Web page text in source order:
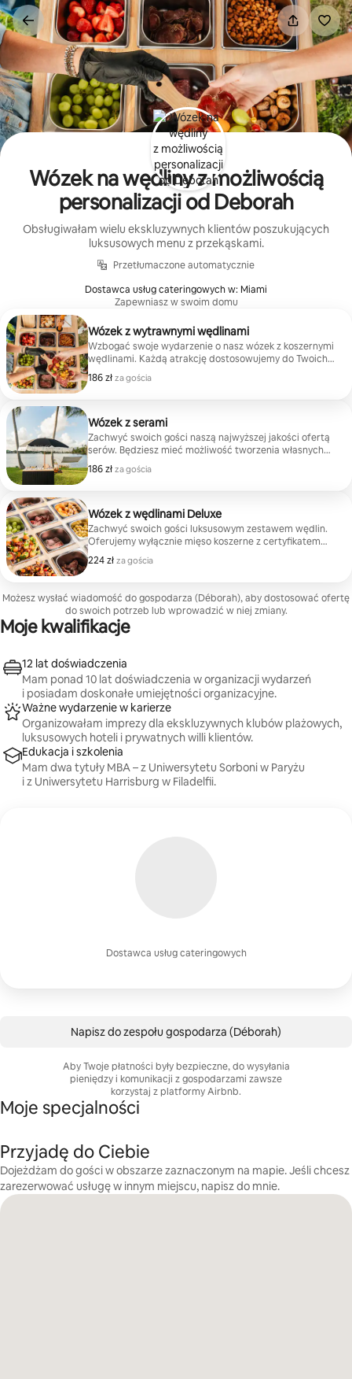
Przejdź
do
treści
Wózek na wędliny z możliwością
personalizacji od Deborah
Obsługiwałam wielu ekskluzywnych klientów poszukujących
luksusowych menu z przekąskami.
Przetłumaczone automatycznie
Dostawca usług cateringowych w: Miami
Zapewniasz w swoim domu
Wózek z wytrawnymi wędlinami
Wzbogać swoje wydarzenie o nasz wózek z koszernymi
wędlinami. Każdą atrakcję dostosowujemy do Twoich
preferencji. Oferujemy wyłącznie mięso koszerne
z certyfikatem KM. Na życzenie możemy zapewnić
saucisson, rosette, bresaolę, salami i chorizo. Obejmuje
wszystkie przystawki: owoce sezonowe, suszone
owoce, ogórki i marchew, oliwki i ogórki kiszone,
orzechy, różne krakersy, precle oraz musztardę i figi.
186 zł za gościa
186 zł za gościa
Wózek z serami
Zachwyć swoich gości naszą najwyższej jakości ofertą
serów. Będziesz mieć możliwość tworzenia własnych
tablic. W wózku z serami znajdują się 3 sery: brie,
gouda i dojrzewający cheddar. Pyszne dodatki: owoce
186 zł za gościa
186 zł za gościa
Wózek z wędlinami Deluxe
Zachwyć swoich gości luksusowym zestawem wędlin.
Oferujemy wyłącznie mięso koszerne z certyfikatem
KM. Pakiet Deluxe obejmuje 3 produkty z kategorii
wędlin dla smakoszy do wyboru: francuski saucisson,
2 dodatkowe wędliny deluxe do wyboru: prosciutto,
coppa, pata negra i szaszłyki deluxe. Obejmuje
wszystkie przystawki: owoce sezonowe, suszone
owoce, ogórki i marchew, oliwki i ogórki kiszone,
224 zł za gościa
224 zł za gościa
Możesz wysłać wiadomość do gospodarza (Déborah), aby dostosować ofertę
do swoich potrzeb lub wprowadzić w niej zmiany.
Moje kwalifikacje
Dostawca usług cateringowych
12 lat doświadczenia
Mam ponad 10 lat doświadczenia w organizacji wydarzeń
i posiadam doskonałe umiejętności organizacyjne.
Ważne wydarzenie w karierze
Organizowałam imprezy dla ekskluzywnych klubów plażowych,
luksusowych hoteli i prywatnych willi klientów.
Edukacja i szkolenia
Mam dwa tytuły MBA – z Uniwersytetu Sorboni w Paryżu
i z Uniwersytetu Harrisburg w Filadelfii.
Napisz do zespołu gospodarza (Déborah)
Aby Twoje płatności były bezpieczne, do wysyłania
pieniędzy i komunikacji z gospodarzami zawsze
korzystaj z platformy Airbnb.
Moje specjalności
Przyjadę do Ciebie
Dojeżdżam do gości w obszarze zaznaczonym na mapie. Jeśli chcesz
zarezerwować usługę w innym miejscu, napisz do mnie.